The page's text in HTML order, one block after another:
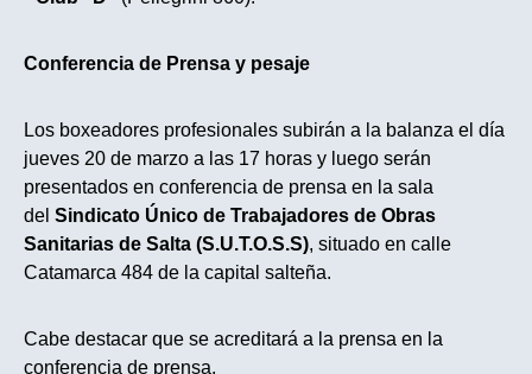
Conferencia de Prensa y pesaje
Los boxeadores profesionales subirán a la balanza el día
jueves 20 de marzo a las 17 horas y luego serán
presentados en conferencia de prensa en la sala
del Sindicato Único de Trabajadores de Obras
Sanitarias de Salta (S.U.T.O.S.S), situado en calle
Catamarca 484 de la capital salteña.
Cabe destacar que se acreditará a la prensa en la
conferencia de prensa.